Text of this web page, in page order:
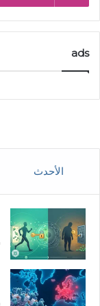
ads
الأحدث